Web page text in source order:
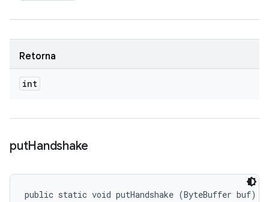
Retorna
int
putHandshake
public static void putHandshake (ByteBuffer buf)